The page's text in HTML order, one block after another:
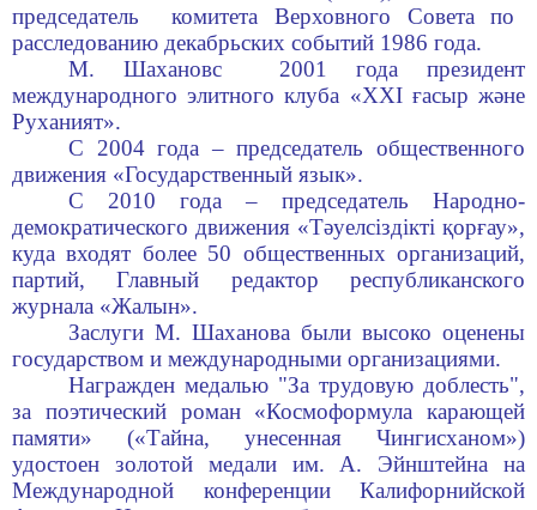
председатель комитетаВерховного Совета по
расследованию декабрьских событий 1986 года.
M.Шахановс
2001 года президент
международного элитного клуба «ХХІ ғасыр және
Руханият».
С 2004 года–председатель общественного
движения «Государственный язык».
С 2010 года – председатель Народно-
демократического движения «Тәуелсіздікті қорғау»,
куда входят более 50 общественных организаций,
партий, Главный редактор республиканского
журнала «Жалын».
Заслуги М. Шаханова были высоко оценены
государством и международными организациями.
Награжден медалью "За трудовую доблесть",
за поэтический роман «Космоформула карающей
памяти» («Тайна, унесенная Чингисханом»)
удостоен золотой медали им. А. Эйнштейна на
Международной конференции Калифорнийской